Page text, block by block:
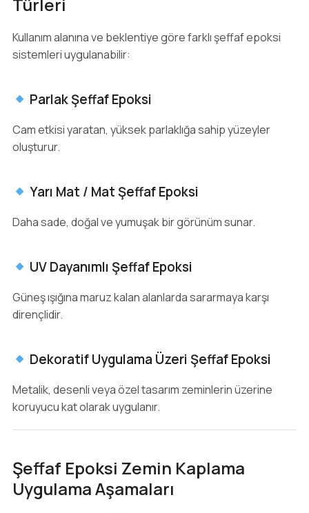
Kullanım alanına ve beklentiye göre farklı şeffaf epoksi
sistemleri uygulanabilir:
Parlak Şeffaf Epoksi
Cam etkisi yaratan, yüksek parlaklığa sahip yüzeyler
oluşturur.
Yarı Mat / Mat Şeffaf Epoksi
Daha sade, doğal ve yumuşak bir görünüm sunar.
UV Dayanımlı Şeffaf Epoksi
Güneş ışığına maruz kalan alanlarda sararmaya karşı
dirençlidir.
Dekoratif Uygulama Üzeri Şeffaf Epoksi
Metalik, desenli veya özel tasarım zeminlerin üzerine
koruyucu kat olarak uygulanır.
Şeffaf Epoksi Zemin Kaplama
Uygulama Aşamaları